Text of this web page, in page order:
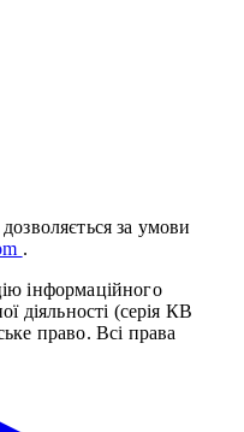
за умови
.
інформаційного
діяльності (серія КВ
право. Всі права